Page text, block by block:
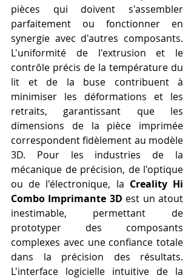
pièces qui doivent s'assembler
parfaitement ou fonctionner en
synergie avec d'autres composants.
L'uniformité de l'extrusion et le
contrôle précis de la température du
lit et de la buse contribuent à
minimiser les déformations et les
retraits, garantissant que les
dimensions de la pièce imprimée
correspondent fidèlement au modèle
3D. Pour les industries de la
mécanique de précision, de l'optique
ou de l'électronique, la Creality Hi
Combo Imprimante 3D est un atout
inestimable, permettant de
prototyper des composants
complexes avec une confiance totale
dans la précision des résultats.